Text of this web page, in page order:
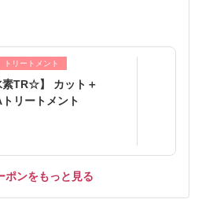
トリートメント
素TR☆】 カット＋
リートメント
ポンをもっと見る